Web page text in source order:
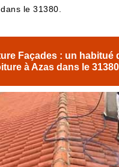
le 31380.
Façades : un habitué
à Azas dans le 31380